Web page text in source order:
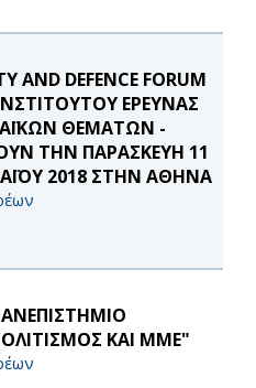
AND DEFENCE FORUM
ΕΡΕΥΝΑΣ
ΘΕΜΑΤΩΝ -
ΤΗΝ ΠΑΡΑΣΚΕΥΗ 11
2018 ΣΤΗΝ ΑΘΗΝΑ
ΚΑΙ ΜΜΕ"